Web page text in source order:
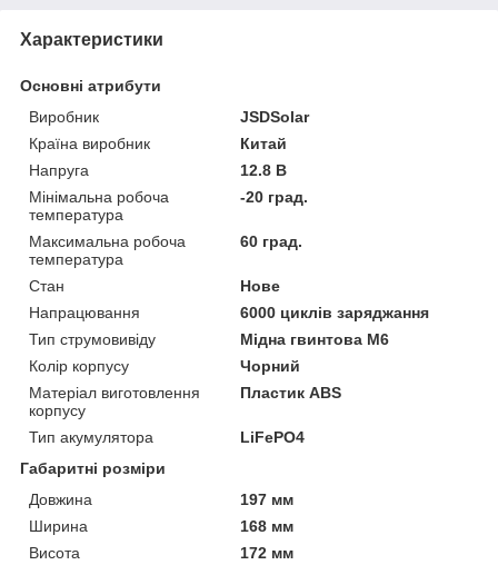
Характеристики
Основні атрибути
Виробник
JSDSolar
Країна виробник
Китай
Напруга
12.8 В
Мінімальна робоча
температура
-20 град.
Максимальна робоча
температура
60 град.
Стан
Нове
Напрацювання
6000 циклів заряджання
Тип струмовивіду
Мідна гвинтова М6
Колір корпусу
Чорний
Матеріал виготовлення
корпусу
Пластик ABS
Тип акумулятора
LiFePO4
Габаритні розміри
Довжина
197 мм
Ширина
168 мм
Висота
172 мм